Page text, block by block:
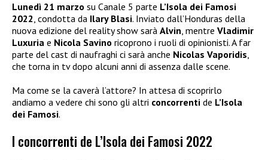
Lunedì 21 marzo su Canale 5 parte L’Isola dei Famosi
2022, condotta da Ilary Blasi. Inviato dall’Honduras della
nuova edizione del reality show sarà Alvin, mentre Vladimir
Luxuria e Nicola Savino ricoprono i ruoli di opinionisti. A far
parte del cast di naufraghi ci sarà anche Nicolas Vaporidis,
che torna in tv dopo alcuni anni di assenza dalle scene.
Ma come se la caverà l’attore? In attesa di scoprirlo
andiamo a vedere chi sono gli altri concorrenti de L’Isola
dei Famosi.
I concorrenti de L’Isola dei Famosi 2022